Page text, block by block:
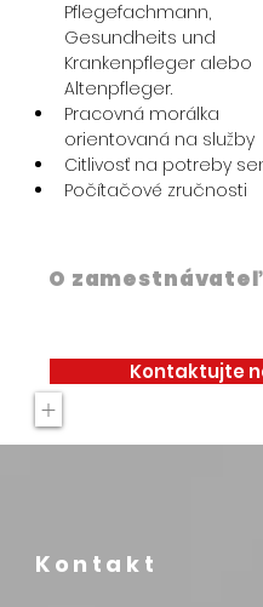
Pflegefachmann,
Gesundheits und
Krankenpfleger alebo
Altenpfleger.
Pracovná morálka
orientovaná na služby
Citlivosť na potreby
Počítačové zručnosti
O
Kontaktujte
+
Kontakt